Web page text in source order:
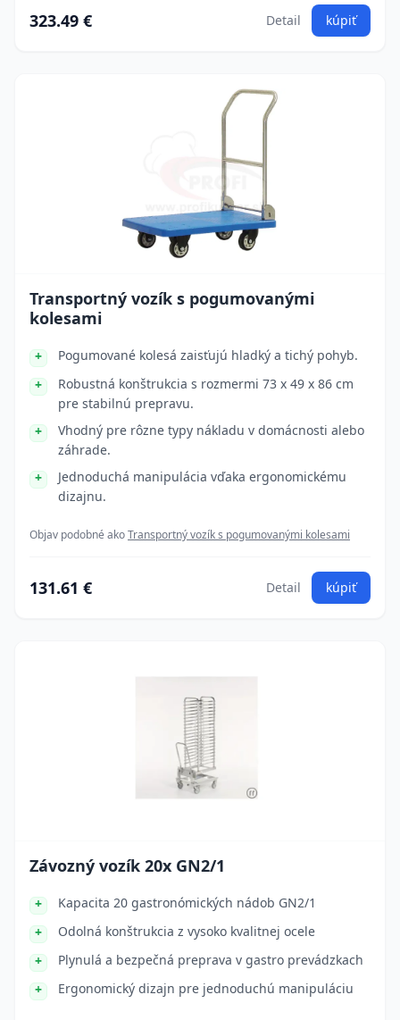
323.49 € Detail kúpiť
Transportný vozík s pogumovanými
kolesami
Pogumované kolesá zaisťujú hladký a tichý pohyb.
Robustná konštrukcia s rozmermi 73 x 49 x 86 cm
pre stabilnú prepravu.
Vhodný pre rôzne typy nákladu v domácnosti alebo
záhrade.
Jednoduchá manipulácia vďaka ergonomickému
dizajnu.
Objav podobné akoTransportný vozík s pogumovanými kolesami
131.61 € Detail kúpiť
Závozný vozík 20x GN2/1
Kapacita 20 gastronómických nádob GN2/1
Odolná konštrukcia z vysoko kvalitnej ocele
Plynulá a bezpečná preprava v gastro prevádzkach
Ergonomický dizajn pre jednoduchú manipuláciu